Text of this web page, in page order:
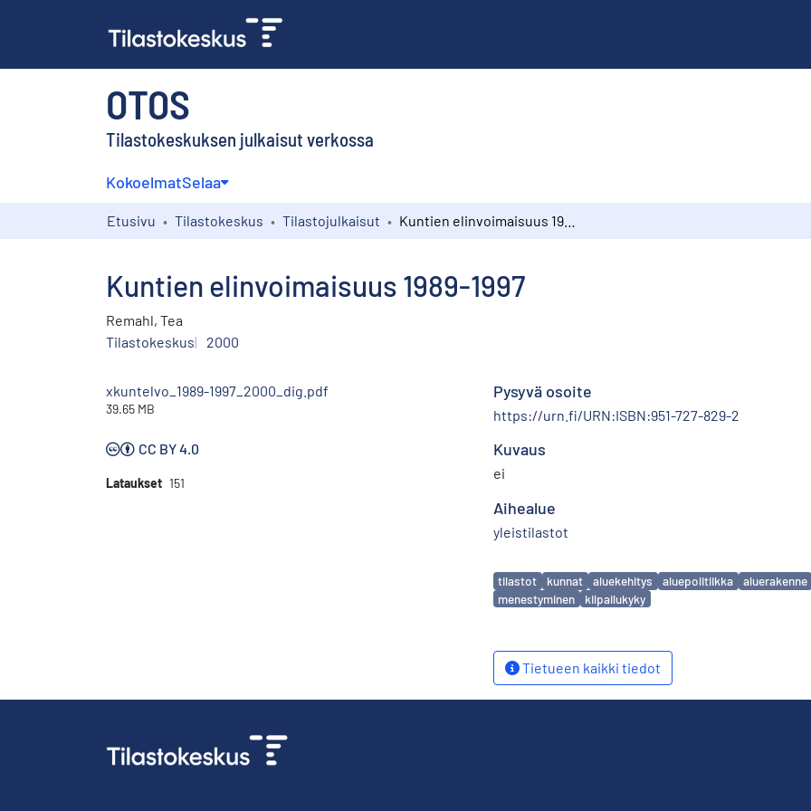
OTOS
Tilastokeskuksen julkaisut verkossa
KokoelmatSelaa
Etusivu Tilastokeskus Tilastojulkaisut
Kuntien elinvoimaisuus 1989-1997
Remahl, Tea
Tilastokeskus
2000
xkuntelvo_1989-1997_2000_dig.pdf
39.65 MB
CC BY 4.0
Lataukset 151
Pysyvä osoite
https://urn.fi/URN:ISBN:951-727-829-2
Kuvaus
ei
Aihealue
yleistilastot
Avainsanat
tilastot kunnat aluekehitys aluepolitiikka aluerakenne
menestyminen
kilpailukyky
Tietueen kaikki tiedot